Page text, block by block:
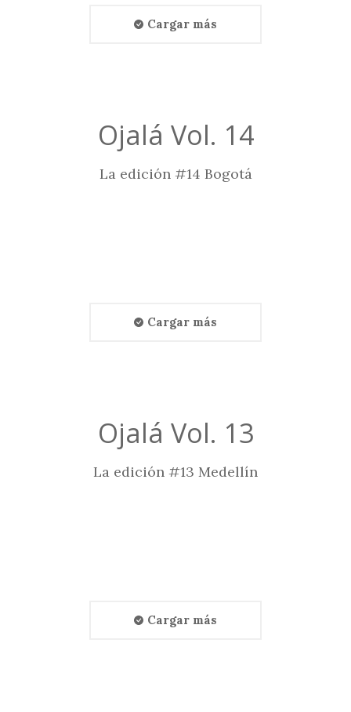
Cargar más
Ojalá Vol. 14
La edición #14 Bogotá
Cargar más
Ojalá Vol. 13
La edición #13 Medellín
Cargar más